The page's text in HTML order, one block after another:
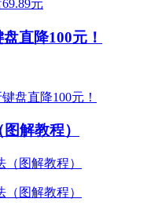
直降100元！
解教程）